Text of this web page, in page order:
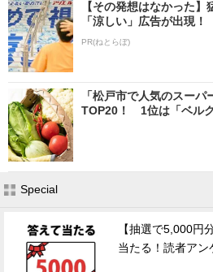
【その発想はなかった
「涼しい」広告が出現！
PR(ねとらぼ)
「松戸市で人気のスー
TOP20！ 1位は「ベル
Special
【抽選で5,000円
当たる！読者アン